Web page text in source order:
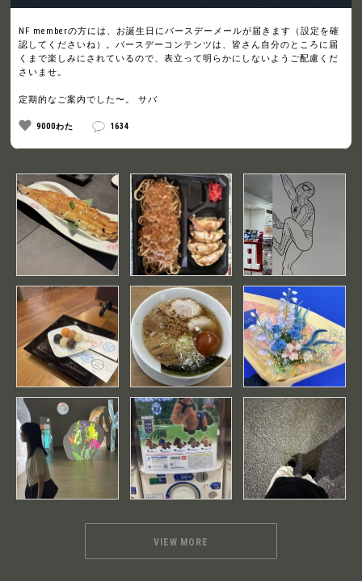
NF memberの方には、お誕生日にバースデーメールが届きます（設定を確
認してくださいね）。バースデーコンテンツは、皆さん自分のところに届
くまで楽しみにされているので、表立って明らかにしないようご配慮くだ
さいませ。
定期的なご案内でした〜。 サバ
9000わた 1634
VIEW MORE